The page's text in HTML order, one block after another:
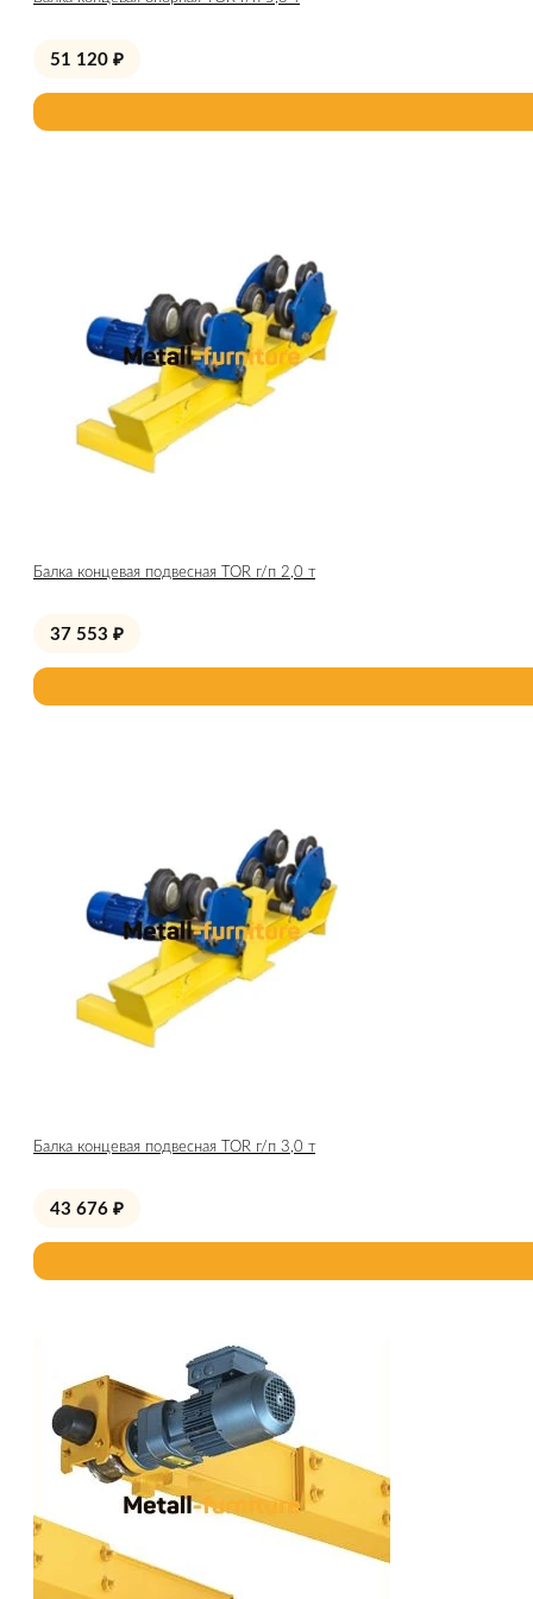
51 120 ₽
Балка концевая подвесная TOR г/п 2,0 т
37 553 ₽
Балка концевая подвесная TOR г/п 3,0 т
43 676 ₽